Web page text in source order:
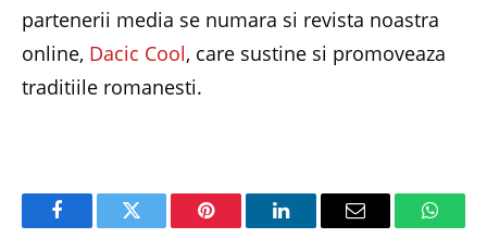
partenerii media se numara si revista noastra
online, Dacic Cool, care sustine si promoveaza
traditiile romanesti.
FacebookTwitter Pinterest LinkedInEmail